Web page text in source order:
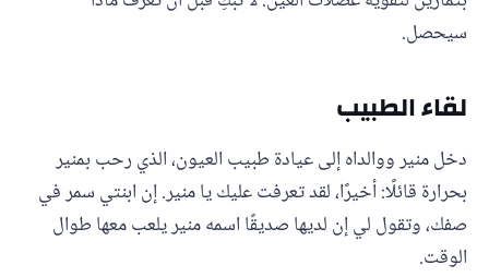
سيحصل.
لقاء الطبيب
دخل منير ووالداه إلى عيادة طبيب العيون، الذي رحب بمنير
بحرارة قائلًا: أخيرًا، لقد تعرفت عليك يا منير. إن ابنتي سمر في
صفك، وتقول لي إن لديها صديقًا اسمه منير يلعب معها طوال
الوقت.